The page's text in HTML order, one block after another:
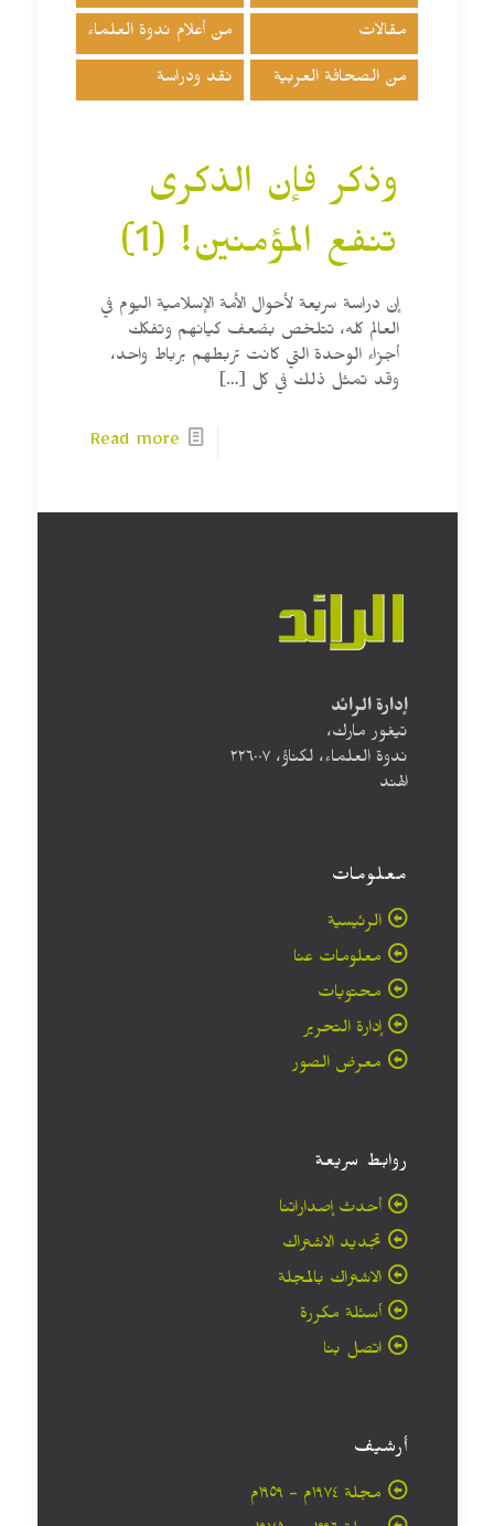
مقالات من أعلام ندوة العلماء
من الصحافة العربية نقد ودراسة
وذكر فإن الذكرى
تنفع المؤمنين! (1)
إن دراسة سريعة لأحوال الأمة الإسلامية اليوم في
العالم كله، تتلخص بضعف كيانهم وتفكك
أجزاء الوحدة التي كانت تربطهم برباط واحد،
وقد تمثل ذلك في كل […]
Read more
إدارة الرائد
تيغور مارك،
ندوة العلماء، لكناؤ، ۲۲٦۰۰۷
الهند
معلومات
الرئيسية
معلومات عنا
محتويات
إدارة التحرير
معرض الصور
روابط سريعة
أحدث إصداراتنا
تجديد الاشتراك
الاشتراك بالمجلة
أسئلة مكررة
اتصل بنا
أرشيف
مجلة ۱۹۷٤م - ١٩٥٩م